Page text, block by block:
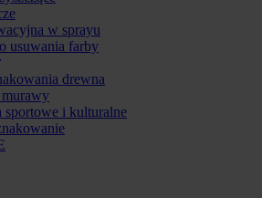
w sprayu
usuwania farby
drewna
sportowe i kulturalne